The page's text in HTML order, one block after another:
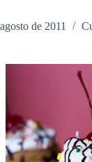
de 2011